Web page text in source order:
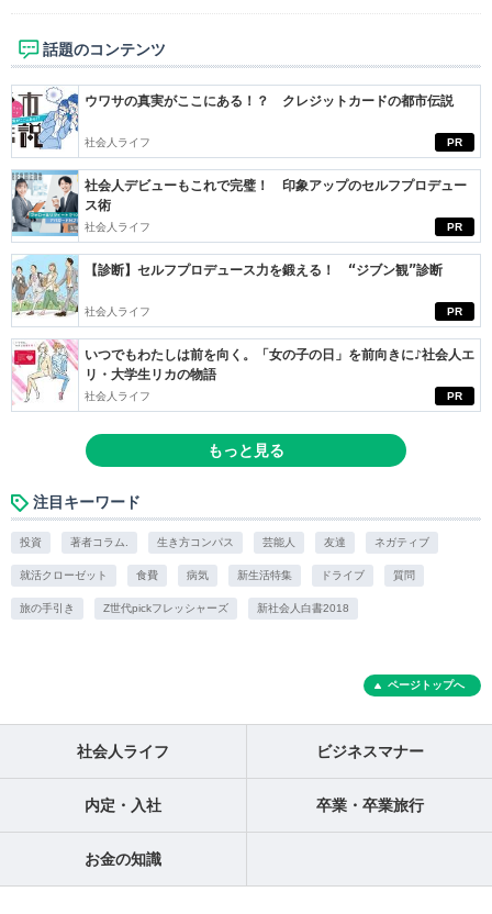
話題のコンテンツ
PR
ウワサの真実がここにある！？ クレジットカードの都市伝説
社会人ライフ
PR
社会人デビューもこれで完璧！ 印象アップのセルフプロデュー
ス術
社会人ライフ
PR
【診断】セルフプロデュース力を鍛える！ “ジブン観”診断
社会人ライフ
PR
いつでもわたしは前を向く。「女の子の日」を前向きに♪社会人エ
リ・大学生リカの物語
社会人ライフ
もっと見る
注目キーワード
投資 著者コラム. 生き方コンパス 芸能人 友達 ネガティブ
就活クローゼット 食費 病気 新生活特集 ドライブ 質問
旅の手引き Z世代pickフレッシャーズ 新社会人白書2018
ページトップへ
社会人ライフ ビジネスマナー
内定・入社 卒業・卒業旅行
お金の知識